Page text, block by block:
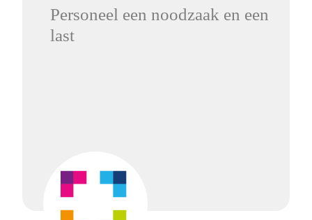
Personeel een noodzaak en een
last